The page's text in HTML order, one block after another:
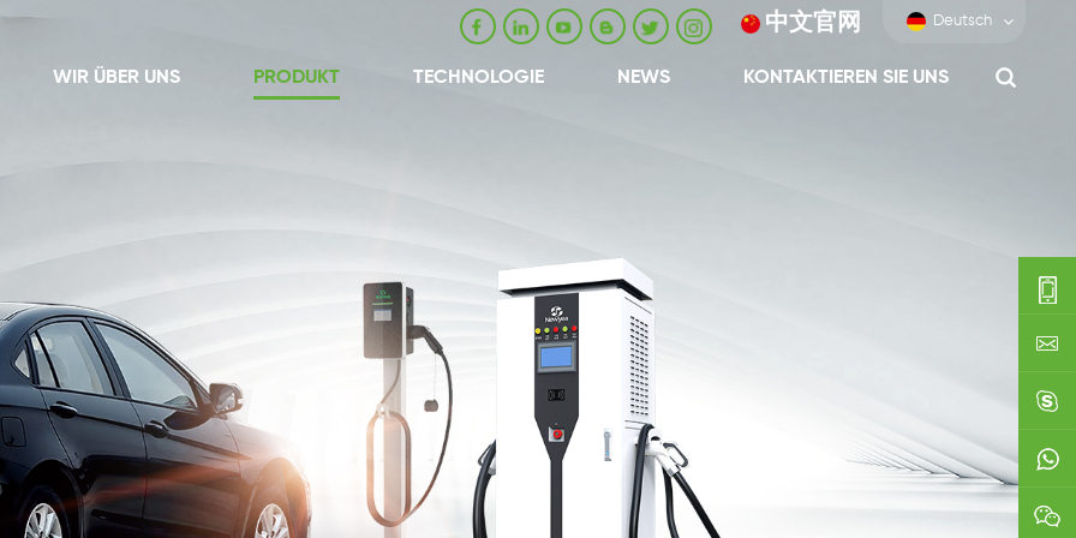
中文官网 Deutsch
WIR ÜBER UNS PRODUKT TECHNOLOGIE NEWS KONTAKTIEREN SIE UNS
0086-
0592-